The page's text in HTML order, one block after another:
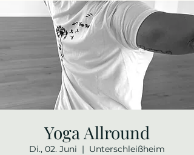
Yoga Allround
Di., 02. Juni
  |
Unterschleißheim